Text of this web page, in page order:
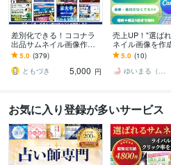
差別化できる！ココナラ
出品サムネイル画像作成
します サービス画像デザ
イン2案作成⭐️ココナラ攻
略PDF付❗️
5.0 (379)
ともづき
5,000 円
売上UP！"選ば
ネイル画像を作
クリックせずに
ない！「欲しい
激
5.0 (10)
ゆいまる（Canva★デザイナー）
お気に入り登録が多いサービス